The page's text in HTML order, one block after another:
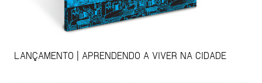
LANÇAMENTO | APRENDENDO A VIVER NA CIDADE